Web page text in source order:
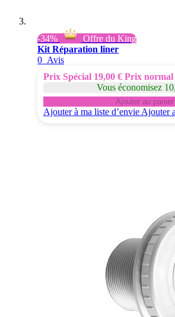
-34%
Offre du King
Kit Réparation liner
0 Avis
Prix Spécial 19,00 € Prix normal
Vous économisez
Ajouter au panier
Ajouter à ma liste d’envie Ajouter